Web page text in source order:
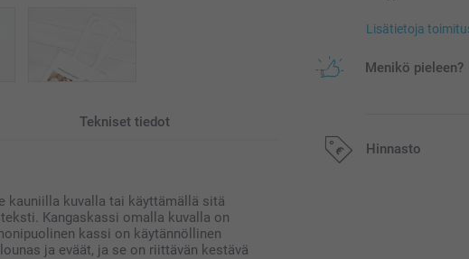
Tekniset tiedot
kauniilla kuvalla tai käyttämällä sitä
Kangaskassi omalla kuvalla on
kassi on käytännöllinen
ja eväät, ja se on riittävän kestävä
Lisätietoja
Menikö pieleen?
Hinnasto